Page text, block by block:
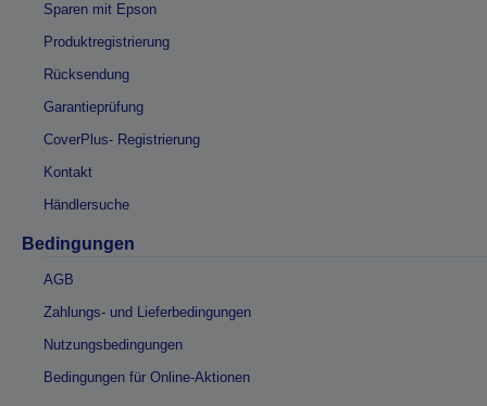
Sparen mit Epson
Produktregistrierung
Rücksendung
Garantieprüfung
CoverPlus- Registrierung
Kontakt
Händlersuche
Bedingungen
AGB
Zahlungs- und Lieferbedingungen
Nutzungsbedingungen
Bedingungen für Online-Aktionen